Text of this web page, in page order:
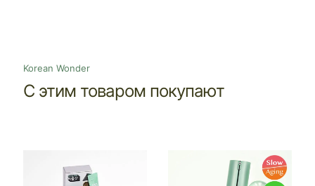
Korean Wonder
С этим товаром покупают